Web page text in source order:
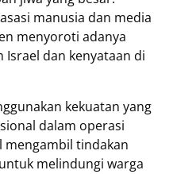
manusia dan media
menyoroti adanya
Israel dan kenyataan di
kekuatan yang
dalam operasi
mengambil tindakan
melindungi warga